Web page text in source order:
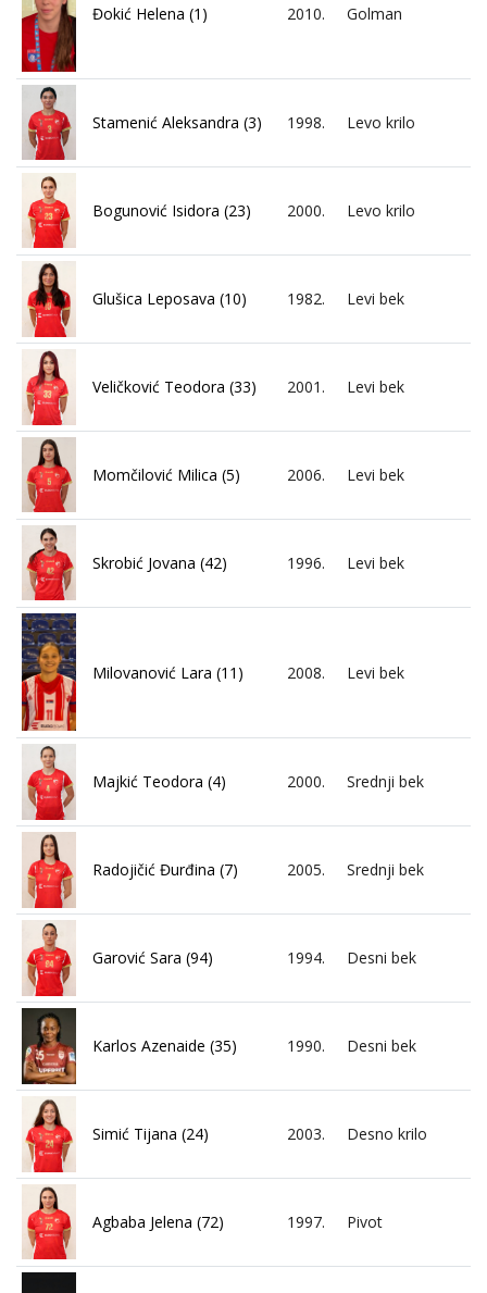
Đokić Helena (1) 2010. Golman
Stamenić Aleksandra (3) 1998. Levo krilo
Bogunović Isidora (23) 2000. Levo krilo
Glušica Leposava (10) 1982. Levi bek
Veličković Teodora (33) 2001. Levi bek
Momčilović Milica (5) 2006. Levi bek
Skrobić Jovana (42) 1996. Levi bek
Milovanović Lara (11) 2008. Levi bek
Majkić Teodora (4) 2000. Srednji bek
Radojičić Đurđina (7) 2005. Srednji bek
Garović Sara (94) 1994. Desni bek
Karlos Azenaide (35) 1990. Desni bek
Simić Tijana (24) 2003. Desno krilo
Agbaba Jelena (72) 1997. Pivot